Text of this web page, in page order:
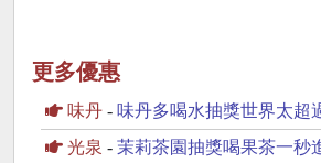
更多優惠
味丹 - 味丹多喝水抽獎世界太超過喝
光泉 - 茉莉茶園抽獎喝果茶一秒進入